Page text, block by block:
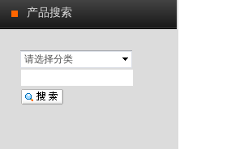
产品搜索
请选择分类